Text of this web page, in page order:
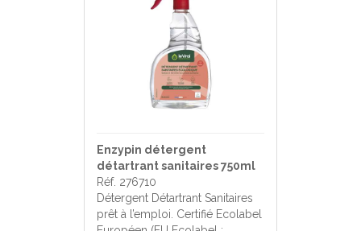
Enzypin détergent
détartrant sanitaires 750ml
Réf. 276710
Détergent Détartrant Sanitaires
prêt à l’emploi. Certifié Ecolabel